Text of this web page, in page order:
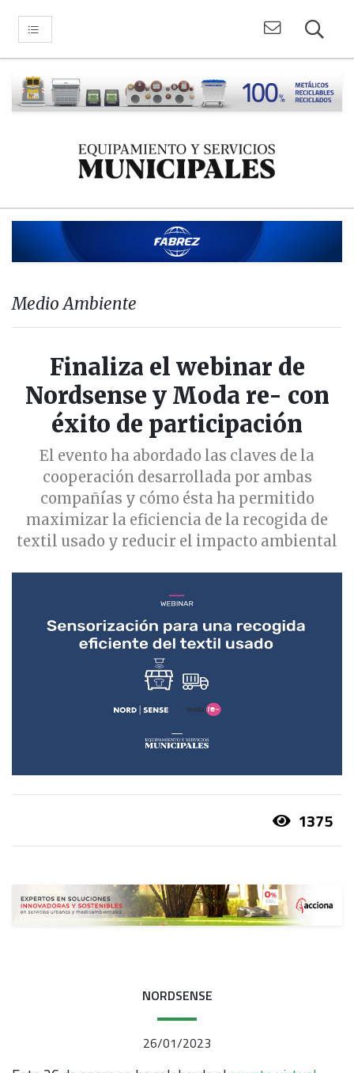
Medio Ambiente
Finaliza el webinar de
Nordsense y Moda re- con
éxito de participación
El evento ha abordado las claves de la
cooperación desarrollada por ambas
compañías y cómo ésta ha permitido
maximizar la eficiencia de la recogida de
textil usado y reducir el impacto ambiental
1375
NORDSENSE
26/01/2023